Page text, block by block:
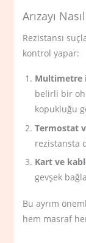
Arızayı
Rezistansı
kontrol yapar:
Multimetre
belirli bir
kopukluğu
Termostat
rezistansta
Kart ve
gevşek
Bu ayrım
hem masraf